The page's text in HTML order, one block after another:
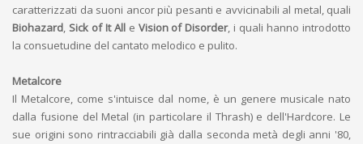
caratterizzati da suoni ancor più pesanti e avvicinabili al metal, quali
Biohazard, Sick of It Alle Vision of Disorder, i quali hanno introdotto
la consuetudine del cantato melodico e pulito.
Metalcore
Il Metalcore, come s'intuisce dal nome, è un genere musicale nato
dalla fusione del Metal (in particolare il Thrash) e dell'Hardcore. Le
sue origini sono rintracciabili già dalla seconda metà degli anni '80,